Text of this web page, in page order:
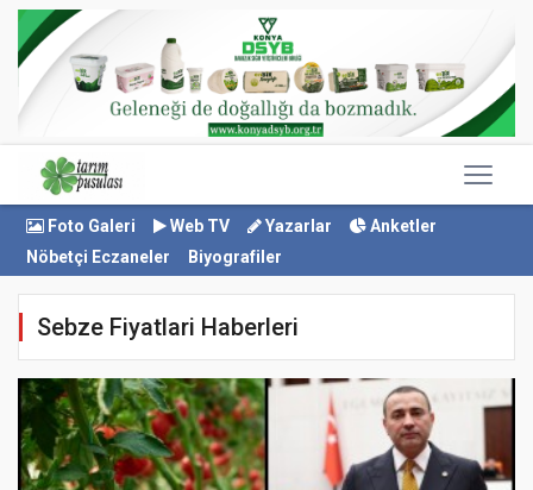
Foto Galeri Web TV Yazarlar
Anketler
Nöbetçi Eczaneler
Biyografiler
Sebze Fiyatlari Haberleri